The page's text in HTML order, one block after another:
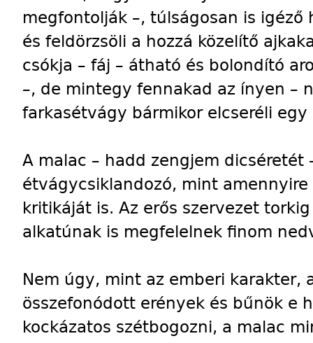
megfontolják –, túlságosan is igéző
és feldörzsöli a hozzá közelítő
csókja – fáj – átható és bolondító
–, de mintegy fennakad az ínyen –
farkasétvágy bármikor elcseréli
A malac – hadd zengjem dicséretét
étvágycsiklandozó, mint
kritikáját is. Az erős szervezet
alkatúnak is megfelelnek finom
Nem úgy, mint az emberi karakter,
összefonódott erények és bűnök e
kockázatos szétbogozni, a malac